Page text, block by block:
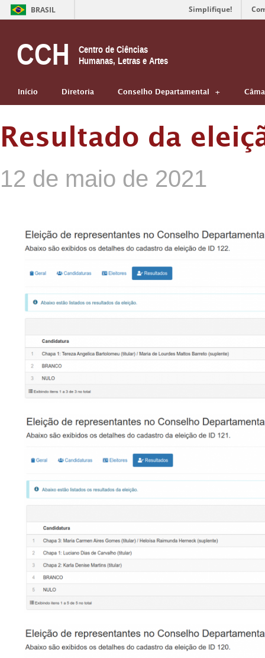
BRASIL Simplifique!
CCH
Centro de Ciências
Humanas, Letras e Artes
Início Diretoria Conselho Departamental
Resultado da
12 de maio de 2021